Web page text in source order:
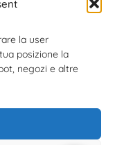
la user
posizione la
negozi e altre